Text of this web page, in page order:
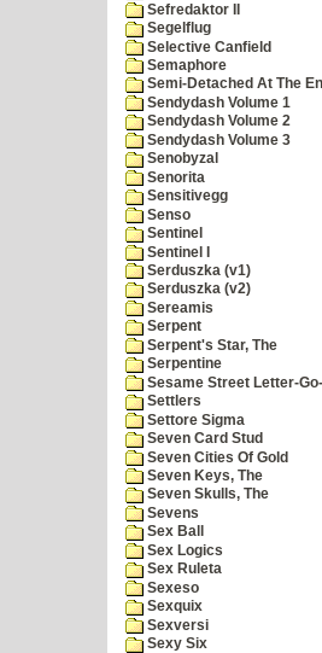
Sefredaktor II
Segelflug
Selective Canfield
Semaphore
Semi-Detached At The
Sendydash Volume 1
Sendydash Volume 2
Sendydash Volume 3
Senobyzal
Senorita
Sensitivegg
Senso
Sentinel
Sentinel I
Serduszka (v1)
Serduszka (v2)
Sereamis
Serpent
Serpent's Star, The
Serpentine
Sesame Street Letter-
Settlers
Settore Sigma
Seven Card Stud
Seven Cities Of Gold
Seven Keys, The
Seven Skulls, The
Sevens
Sex Ball
Sex Logics
Sex Ruleta
Sexeso
Sexquix
Sexversi
Sexy Six